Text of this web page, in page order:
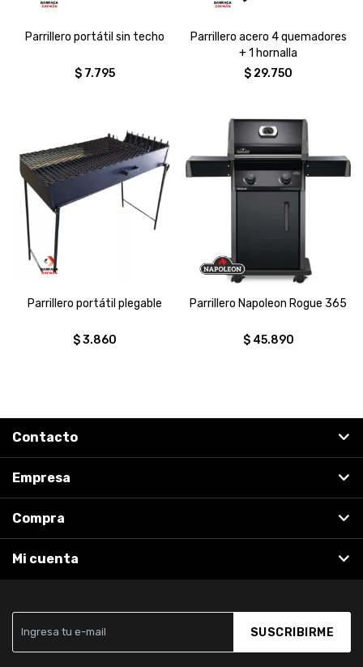
Parrillero portátil sin techo
$ 7.795
Parrillero acero 4 quemadores
+ 1 hornalla
$ 29.750
Parrillero portátil plegable
$3.860
Parrillero Napoleon Rogue 365
$ 45.890
SUSCRIBIRME
Contacto
Empresa
Compra
Mi cuenta